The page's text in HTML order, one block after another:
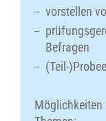
vorstellen
Befragen
(Teil-
Möglichkeiten